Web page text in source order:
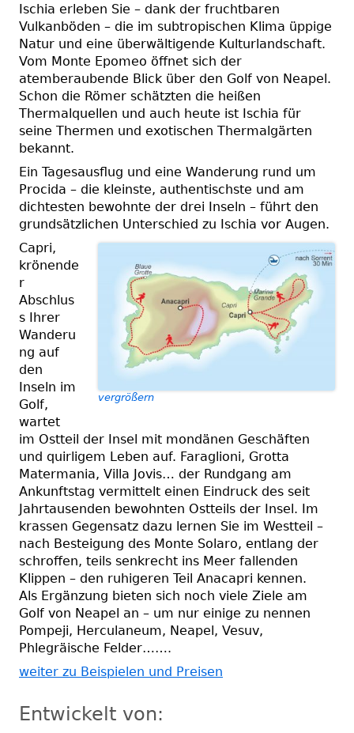
Ischia erleben Sie – dank der fruchtbaren
Vulkanböden – die im subtropischen Klima üppige
Natur und eine überwältigende Kulturlandschaft.
Vom Monte Epomeo öffnet sich der
atemberaubende Blick über den Golf von Neapel.
Schon die Römer schätzten die heißen
Thermalquellen und auch heute ist Ischia für
seine Thermen und exotischen Thermalgärten
bekannt.
Ein Tagesausflug und eine Wanderung rund um
Procida – die kleinste, authentischste und am
dichtesten bewohnte der drei Inseln – führt den
grundsätzlichen Unterschied zu Ischia vor Augen.
vergrößern
Capri,
krönende
r
Abschlus
s Ihrer
Wanderu
ng auf
den
Inseln im
Golf,
wartet
im Ostteil der Insel mit mondänen Geschäften
und quirligem Leben auf. Faraglioni, Grotta
Matermania, Villa Jovis… der Rundgang am
Ankunftstag vermittelt einen Eindruck des seit
Jahrtausenden bewohnten Ostteils der Insel. Im
krassen Gegensatz dazu lernen Sie im Westteil –
nach Besteigung des Monte Solaro, entlang der
schroffen, teils senkrecht ins Meer fallenden
Klippen – den ruhigeren Teil Anacapri kennen.
Als Ergänzung bieten sich noch viele Ziele am
Golf von Neapel an – um nur einige zu nennen
Pompeji, Herculaneum, Neapel, Vesuv,
Phlegräische Felder…….
weiter zu Beispielen und Preisen
Entwickelt von: